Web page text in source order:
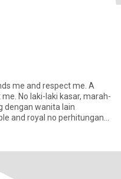
me and respect me. A
No laki-laki kasar, marah-
dengan wanita lain
and royal no perhitungan